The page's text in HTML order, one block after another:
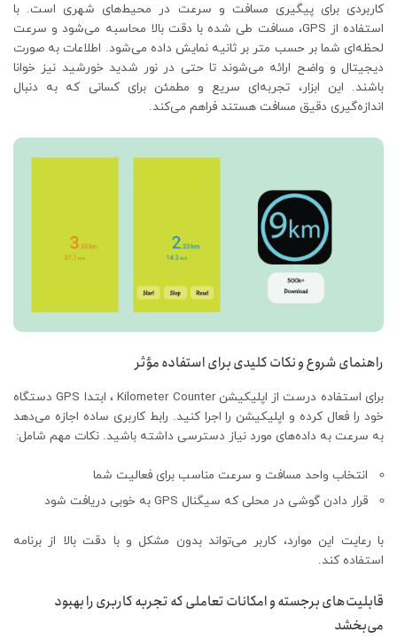
کاربردی برای پیگیری مسافت و سرعت در محیط‌های شهری است. با
استفاده از GPS، مسافت طی شده با دقت بالا محاسبه می‌شود و سرعت
لحظه‌ای شما بر حسب متر بر ثانیه نمایش داده می‌شود. اطلاعات به صورت
دیجیتال و واضح ارائه می‌شوند تا حتی در نور شدید خورشید نیز خوانا
باشند. این ابزار، تجربه‌ای سریع و مطمئن برای کسانی که به دنبال
اندازه‌گیری دقیق مسافت هستند فراهم می‌کند.
راهنمای شروع و نکات کلیدی برای استفاده مؤثر
برای استفاده درست از اپلیکیشن Kilometer Counter ، ابتدا GPS دستگاه
خود را فعال کرده و اپلیکیشن را اجرا کنید. رابط کاربری ساده اجازه می‌دهد
به سرعت به داده‌های مورد نیاز دسترسی داشته باشید. نکات مهم شامل:
انتخاب واحد مسافت و سرعت مناسب برای فعالیت شما
قرار دادن گوشی در محلی که سیگنال GPS به خوبی دریافت شود
با رعایت این موارد، کاربر می‌تواند بدون مشکل و با دقت بالا از برنامه
استفاده کند.
قابلیت‌های برجسته و امکانات تعاملی که تجربه کاربری را بهبود
می‌بخشد